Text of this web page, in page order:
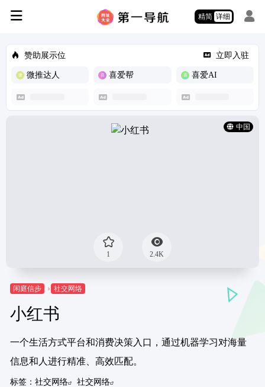
精简 详细
赞助展示位 立即入驻
微推达人 喜爱帮 喜爱AI
中国
1 2.4K
闲庭信步 社交网络
小红书
一个生活方式平台和消费决策入口，通过机器学习对海量
信息和人进行精准、高效匹配。
标签： 社交网络 社交网络